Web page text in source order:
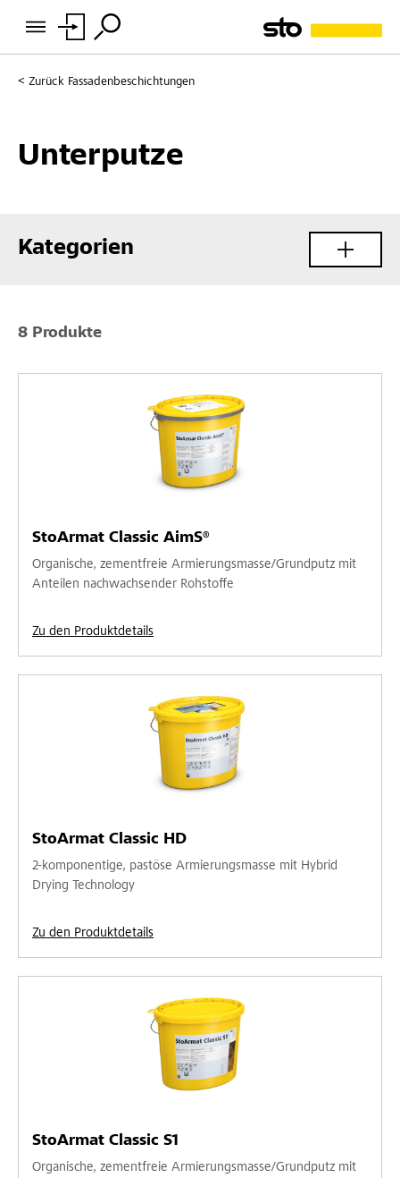
Zurück Fassadenbeschichtungen
Unterputze
Kategorien
8 Produkte
StoArmat Classic AimS®
Organische, zementfreie Armierungsmasse/Grundputz mit
Anteilen nachwachsender Rohstoffe
Zu den Produktdetails
StoArmat Classic HD
2-komponentige, pastöse Armierungsmasse mit Hybrid
Drying Technology
Zu den Produktdetails
StoArmat Classic S1
Organische, zementfreie Armierungsmasse/Grundputz mit